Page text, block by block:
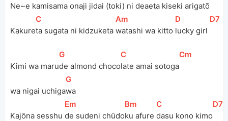
Ne~e kamisama onaji jidai (toki) ni deaeta kiseki arigatō
Kakure
[
C
ta sugata ni kidzuketa
[
Am
watashi wa kitto
[D
lucky girl
[D7
Kimi wa maru
[
G
de almond choco
[
C
late amai sotoga
[
Cm
wa nigai uchiga
[
G
wa
Kajōna sesshu
[Em
de sudeni chūdo
[Bm
ku afure
[
C
dasu kono kimo
[D7